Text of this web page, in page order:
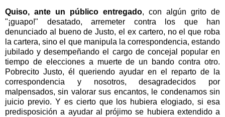
Quiso, ante un público entregado, con algún grito de
"¡guapo!" desatado, arremeter contra los que han
denunciado al bueno de Justo, el ex cartero, no el que roba
la cartera, sino el que manipula la correspondencia, estando
jubilado y desempeñando el cargo de concejal popular en
tiempo de elecciones a muerte de un bando contra otro.
Pobrecito Justo, él queriendo ayudar en el reparto de la
correspondencia y nosotros, desagradecidos por
malpensados, sin valorar sus encantos, le condenamos sin
juicio previo. Y es cierto que los hubiera elogiado, si esa
predisposición a ayudar al prójimo se hubiera extendido a